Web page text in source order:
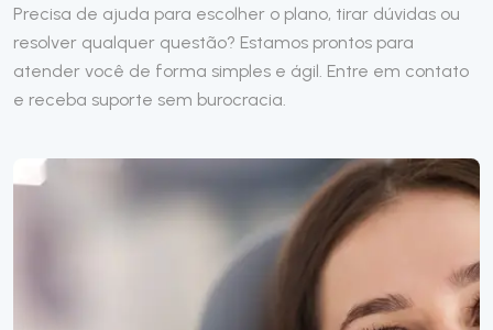
Precisa de ajuda para escolher o plano, tirar dúvidas ou
resolver qualquer questão? Estamos prontos para
atender você de forma simples e ágil. Entre em contato
e receba suporte sem burocracia.